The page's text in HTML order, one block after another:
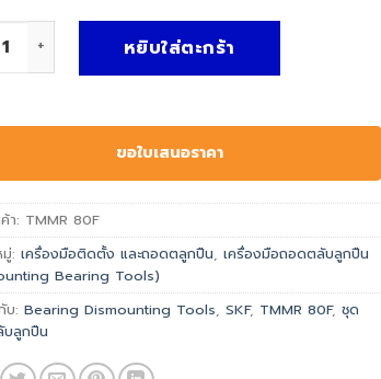
หยิบใส่ตะกร้า
ขอใบเสนอราคา
า: TMMR 80F
: เครื่องมือติดตั้ง และถอดตลูกปืน, เครื่องมือถอดตลับลูกปืน
Bearing Tools)
บ: Bearing Dismounting Tools, SKF, TMMR 80F, ชุด
ลูกปืน